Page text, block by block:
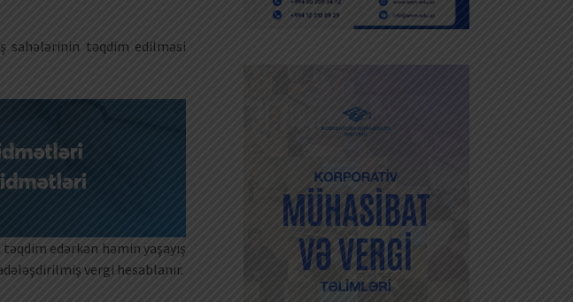
sahələrinin təqdim edilməsi
edərkən həmin yaşayış
vergi hesablanır.